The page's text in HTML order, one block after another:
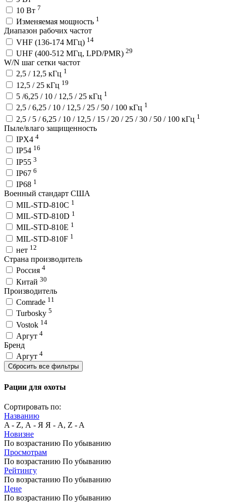
10 Вт 7
Изменяемая мощность 1
Диапазон рабочих частот
VHF (136-174 МГц) 14
UHF (400-512 МГц, LPD/PMR) 29
W/N шаг сетки частот
2,5 / 12,5 кГц 1
12,5 / 25 кГц 19
5 /6,25 / 10 / 12,5 / 25 кГц 1
2,5 / 6,25 / 10 / 12,5 / 25 / 50 / 100 кГц 1
2,5 / 5 / 6,25 / 10 / 12,5 / 15 / 20 / 25 / 30 / 50 / 100 кГц 1
Пыле/влаго защищенность
IPX4 4
IP54 16
IP55 3
IP67 6
IP68 1
Военный стандарт США
MIL-STD-810C 1
MIL-STD-810D 1
MIL-STD-810E 1
MIL-STD-810F 1
нет 12
Страна производитель
Россия 4
Китай 30
Производитель
Comrade 11
Turbosky 5
Vostok 14
Аргут 4
Бренд
Аргут 4
Сбросить все фильтры
Рации для охоты
Сортировать по:
Названию
A - Z, А - Я Я - А, Z - A
Новизне
По возрастанию По убыванию
Просмотрам
По возрастанию По убыванию
Рейтингу
По возрастанию По убыванию
Цене
По возрастанию По убыванию